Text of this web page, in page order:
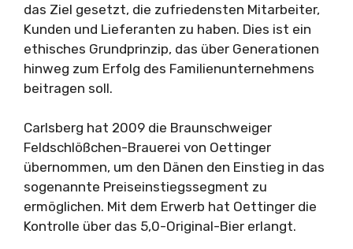
das Ziel gesetzt, die zufriedensten Mitarbeiter,
Kunden und Lieferanten zu haben. Dies ist ein
ethisches Grundprinzip, das über Generationen
hinweg zum Erfolg des Familienunternehmens
beitragen soll.
Carlsberg hat 2009 die Braunschweiger
Feldschlößchen-Brauerei von Oettinger
übernommen, um den Dänen den Einstieg in das
sogenannte Preiseinstiegssegment zu
ermöglichen. Mit dem Erwerb hat Oettinger die
Kontrolle über das 5,0-Original-Bier erlangt.